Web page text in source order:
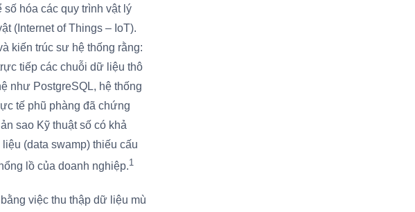
hóa các quy trình vật lý
(Internet of Things – IoT).
kiến trúc sư hệ thống rằng:
tiếp các chuỗi dữ liệu thô
như PostgreSQL, hệ thống
tế phũ phàng đã chứng
sao Kỹ thuật số có khả
(data swamp) thiếu cấu
lồ của doanh nghiệp.1
việc thu thập dữ liệu mù